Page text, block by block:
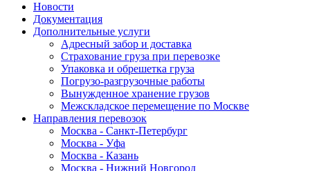
Новости
Документация
Дополнительные услуги
Адресный забор и доставка
Страхование груза при перевозке
Упаковка и обрешетка груза
Погрузо-разгрузочные работы
Вынужденное хранение грузов
Межскладское перемещение по Москве
Направления перевозок
Москва - Санкт-Петербург
Москва - Уфа
Москва - Казань
Москва - Нижний Новгород